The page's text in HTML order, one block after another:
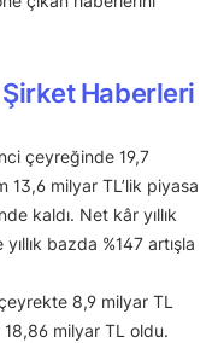
Şirket Haberleri
çeyreğinde 19,7
13,6 milyar TL’lik piyasa
kaldı. Net kâr yıllık
bazda %147 artışla
8,9 milyar TL
milyar TL oldu.